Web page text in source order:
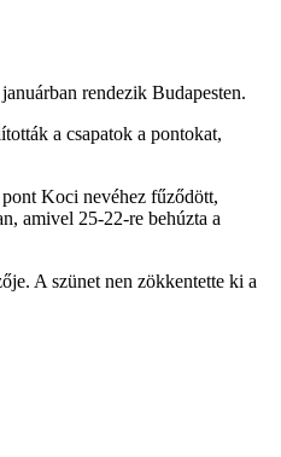
rendezik Budapesten.
a csapatok a pontokat,
Koci nevéhez fűződött,
amivel 25-22-re behúzta a
A szünet nen zökkentette ki a